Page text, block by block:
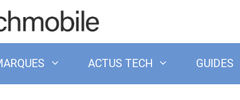
ACTUS TECH GUIDES